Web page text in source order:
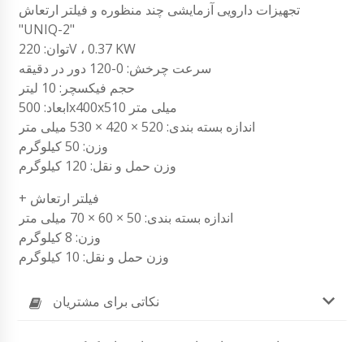
تجهیزات دارویی آزمایشی چند منظوره و فیلتر ارتعاش
"UNIQ-2"
توان: 220V ، 0.37 KW
سرعت چرخش: 0-120 دور در دقیقه
حجم فیکسچر: 10 لیتر
ابعاد: 500x400x510 میلی متر
اندازه بسته بندی: 520 × 420 × 530 میلی متر
وزن: 50 کیلوگرم
وزن حمل و نقل: 120 کیلوگرم
+ فیلتر ارتعاش
اندازه بسته بندی: 50 × 60 × 70 میلی متر
وزن: 8 کیلوگرم
وزن حمل و نقل: 10 کیلوگرم
نکاتی برای مشتریان